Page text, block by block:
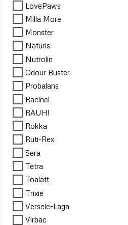
LovePaws
Milla More
Monster
Naturis
Nutrolin
Odour Buster
Probalans
Racinel
RAUH!
Rokka
Ruti-Rex
Sera
Tetra
Toalätt
Trixie
Versele-Laga
Virbac